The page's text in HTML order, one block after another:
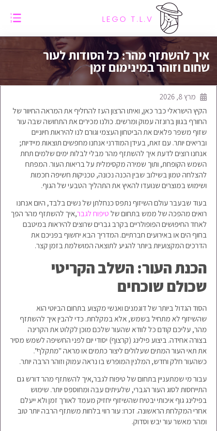
LEGO T.L.V
איך להשתזף מהר: כל הסודות לעור
שחום וזוהר במינימום זמן
מרץ 8, 2026
הקיץ הישראלי כבר כאן, ואיתו הרצון העז להחליף את המראה החיוור של
החורף בגוון ברונזה עמוק ומרשים. כולנו מכירים את התחושה שבה עור
שזוף משפר פלאים את הביטחון העצמי וגורם לנו להיראות חיוניים
ובריאים יותר. עם זאת, בעידן המודרני אנחנו מחפשים תוצאות מיידיות;
אנחנו רוצים לדעת איך להשתזף מהר מבלי לבלות ימים שלמים תחת
השמש הקופחת, ותוך שמירה מקסימלית על בריאות העור. המפתח
להצלחה טמון בשילוב שבין הכנה נכונה, טכניקות חשיפה חכמות
ושימוש במוצרים שנועדו להאיץ את התהליך הטבעי של הגוף.
בעוד שבעבר עולם השיזוף נתפס כנחלתן של נשים בלבד, היום אנחנו
רואים מהפכה של ממש בתחום שלטיפוח לגבר,איך להשתזף מהר הפך
לאחד החיפושים הפופולריים בקרב גברים שרוצים להיראות במיטבם
בחוף הים או באירועים חברתיים. המדריך הבא יחשוף בפניכם את
הדרכים המקצועיות ביותר להגיע לתוצאה המושלמת בזמן קצר.
הכנת העור: השלב הקריטי
שכולם שוכחים
הסוד הגדול ביותר של דוגמנים ואנשי מקצוע בתחום הביוטי הוא
שהשיזוף לא מתחיל בשמש, אלא במקלחת. כדי להבין איך להשתזף
מהר, עליכם קודם כל לוודא שהעור שלכם מוכן לקלוט את הקרינה
בצורה אחידה. ביצוע פילינג (קרצוף) יסודי יום לפני החשיפה לשמש מסיר
את תאי העור המתים שעלולים ליצור כתמים או מראה "מתקלף".
כשהעור חלק וחדש, המלנין המופרש בו נראה עמוק וזוהר הרבה יותר.
עבור מי שמתעניין בתחום של טיפוח לגבר,איך להשתזף מהר דורש גם
התייחסות לסוג העור הגברי, שלעיתים עבה ומחוספס יותר. שימוש
בפילינג גוף איכותי יבטיח שהשיזוף יחזיק מעמד לאורך זמן ולא ייעלם
אחרי המקלחת הראשונה. זכרו: עור רווי בלחות משתזף הרבה יותר טוב
ומהר מאשר עור יבש וסדוק.